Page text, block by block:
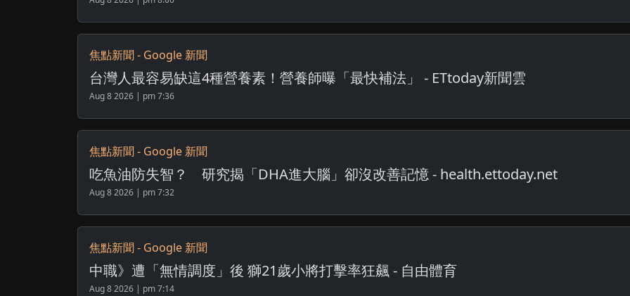
焦點新聞 - Google 新聞
台灣人最容易缺這4種營養素！營養師曝「最快補法」 - ETtoday新聞雲
Aug 8 2026 | pm 7:36
焦點新聞 - Google 新聞
吃魚油防失智？ 研究揭「DHA進大腦」卻沒改善記憶 - health.ettoday.net
Aug 8 2026 | pm 7:32
焦點新聞 - Google 新聞
中職》遭「無情調度」後 獅21歲小將打擊率狂飆 - 自由體育
Aug 8 2026 | pm 7:14